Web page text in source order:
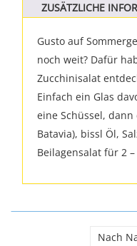
ZUSÄTZLICHE
Gusto auf
noch weit? Dafür
Zucchinisalat
Einfach ein Glas
eine Schüssel,
Batavia), bissl Öl,
Beilagensalat für 2